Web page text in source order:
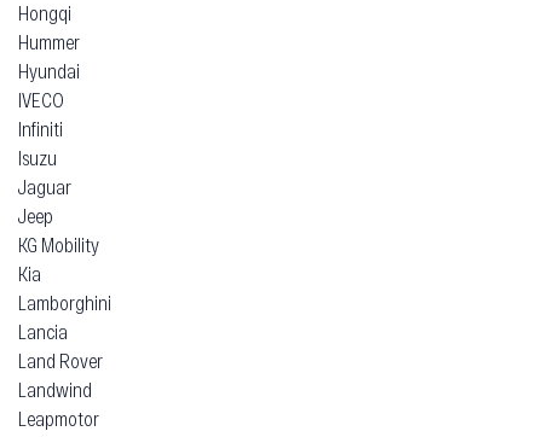
Hongqi
Hummer
Hyundai
IVECO
Infiniti
Isuzu
Jaguar
Jeep
KG Mobility
Kia
Lamborghini
Lancia
Land Rover
Landwind
Leapmotor